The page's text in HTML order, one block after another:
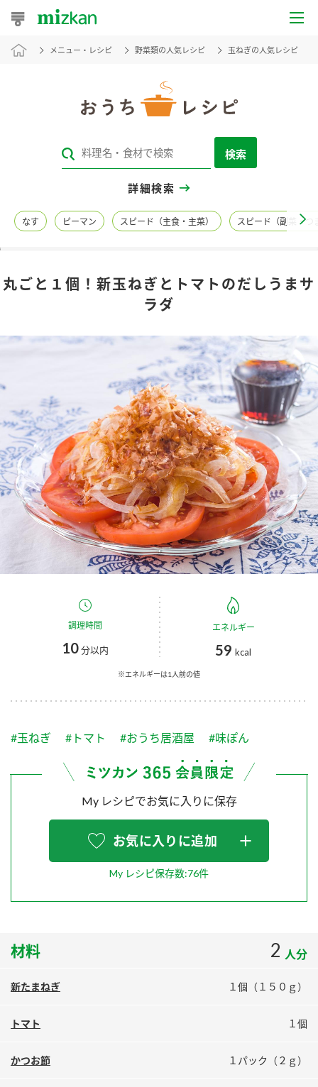
おうちレシピ
レシピカテゴリ一覧
レシピ名特集
商品情報
調味酢
お酢ドリンク ぽん酢
みりん風・料理酒 鍋用調味料
つゆ たれ
スープ
炊き込みご飯の素 米飯用調味液
Fibee
キャンペーン情報
ブランド・スペシャルサイト
ブランド・スペシャルサイト トップ
商品ブランドサイト
Fibee（ファイビー）
くらしプラ酢
カンタン酢
かおりの蔵
納豆のサイト
三ツ判山吹
スペシャルサイト
お酢を知ろう！
鍋奉行マニュアル
ミツカンのCM
企業情報
国内事業概要
ミツカングループについて
企業理念
ミツカンを知る
環境への取り組み
各部門が大切にしていること
お客様相談センター
お客様の声をいかしました
販売終了製品のご案内
よくあるご質問
メニュー・レシピ 野菜類の人気レシピ 玉ねぎの人気レシピ
検索
詳細検索
なす ピーマン スピード（主食・主菜） スピード（副菜・つ
丸ごと１個！新玉ねぎとトマトのだしうまサ
ラダ
調理時間
10分以内
エネルギー
59 kcal
※エネルギーは1人前の値
#玉ねぎ #トマト #おうち居酒屋 #味ぽん
My レシピでお気に入りに保存
お気に入りに追加
My レシピ保存数:76件
材料 2 人分
新たまねぎ １個（１５０ｇ）
トマト １個
かつお節 １パック（２ｇ）